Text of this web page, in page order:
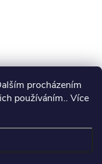
procházením
používáním.. Více